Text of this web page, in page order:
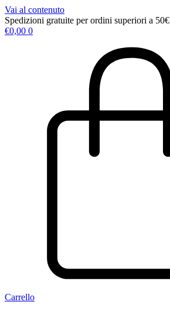
Vai al contenuto
Spedizioni gratuite per ordini superiori a 50€
€0,00 0
Carrello